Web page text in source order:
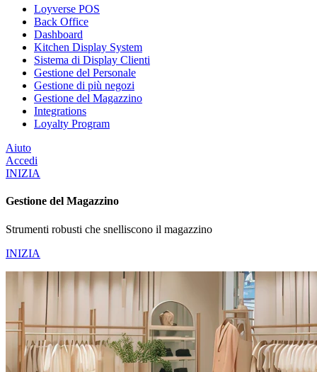
Loyverse POS
Back Office
Dashboard
Kitchen Display System
Sistema di Display Clienti
Gestione del Personale
Gestione di più negozi
Gestione del Magazzino
Integrations
Loyalty Program
Aiuto
Accedi
INIZIA
Gestione del Magazzino
Strumenti robusti che snelliscono il magazzino
INIZIA